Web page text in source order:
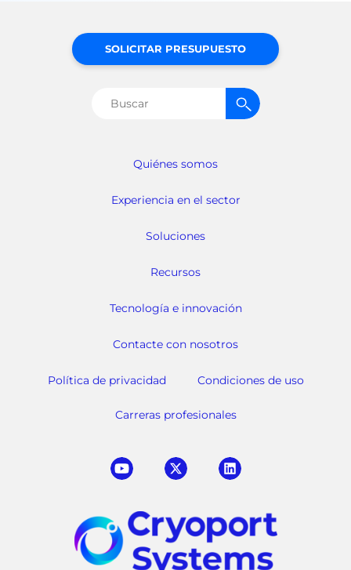
Quiénes somos
Experiencia en el sector
Soluciones
Recursos
Tecnología e innovación
Contacte con nosotros
Política de privacidad Condiciones de uso
Carreras profesionales
SOLICITAR PRESUPUESTO
Buscar: